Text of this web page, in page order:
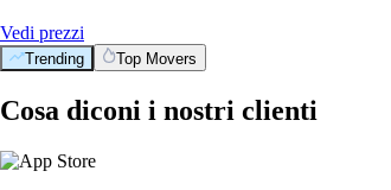
Vedi prezzi
Trending Top Movers
Cosa diconi i nostri clienti